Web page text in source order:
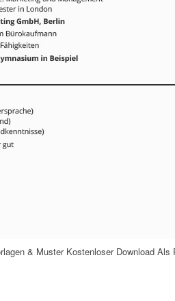
& Muster Kostenloser Download Als